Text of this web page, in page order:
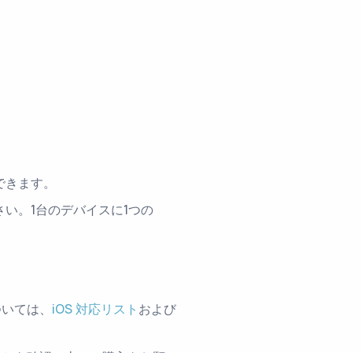
ます。
。1台のデバイスに1つの
ては、 iOS 対応リスト および